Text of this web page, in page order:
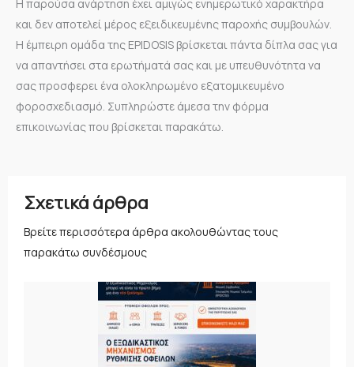
Η παρούσα ανάρτηση έχει αμιγώς ενημερωτικό χαρακτήρα
και δεν αποτελεί μέρος εξειδικευμένης παροχής συμβουλών.
H έμπειρη ομάδα της EPIDOSIS βρίσκεται πάντα δίπλα σας για
να απαντήσει στα ερωτήματά σας και με υπευθυνότητα να
σας προσφερει ένα ολοκληρωμένο εξατομικευμένο
φοροσχεδιασμό. Συπληρώστε άμεσα την φόρμα
επικοινωνίας που βρίσκεται παρακάτω.
Σχετικά άρθρα
Βρείτε περισσότερα άρθρα ακολουθώντας τους
παρακάτω συνδέσμους